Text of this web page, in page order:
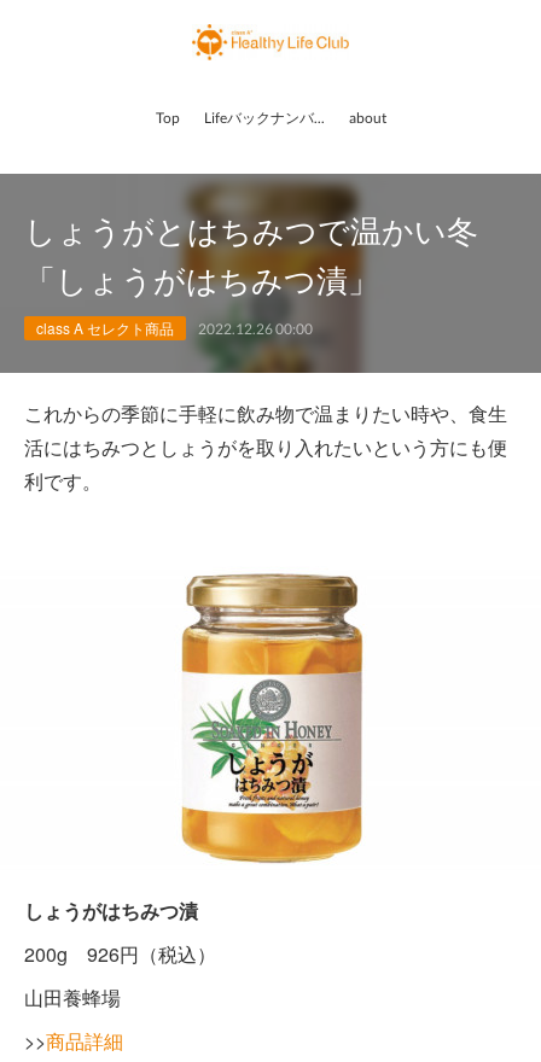
Top Lifeバックナンバー about
しょうがとはちみつで温かい冬
「しょうがはちみつ漬」
class A セレクト商品 2022.12.26 00:00
これからの季節に手軽に飲み物で温まりたい時や、食生
活にはちみつとしょうがを取り入れたいという方にも便
利です。
しょうがはちみつ漬
200g 926円（税込）
山田養蜂場
>>商品詳細